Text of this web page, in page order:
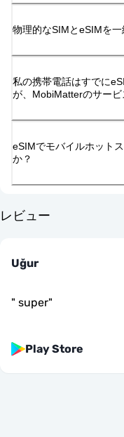
物理的なSIMとeSIMを
私の携帯電話はすでに
が、MobiMatterのサー
eSIMでモバイルホット
か？
レビュー
Uğur
" super"
Play Store